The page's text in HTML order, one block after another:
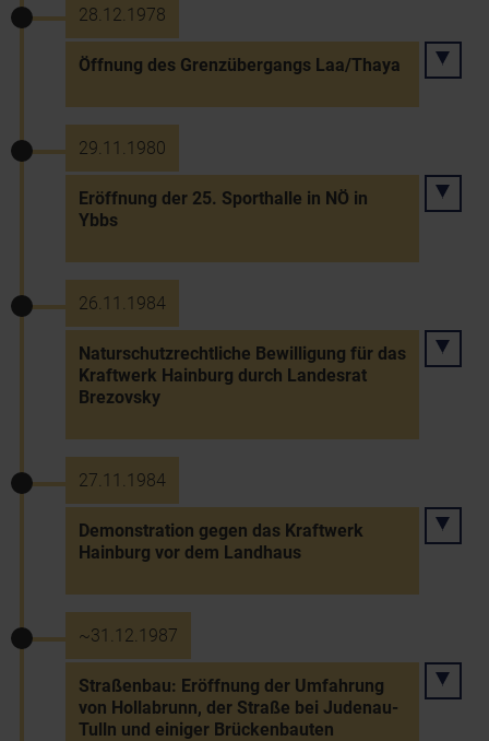
28.12.1978
Öffnung des Grenzübergangs Laa/Thaya
29.11.1980
Eröffnung der 25. Sporthalle in NÖ in
Ybbs
26.11.1984
Naturschutzrechtliche Bewilligung für das
Kraftwerk Hainburg durch Landesrat
Brezovsky
27.11.1984
Demonstration gegen das Kraftwerk
Hainburg vor dem Landhaus
~31.12.1987
Straßenbau: Eröffnung der Umfahrung
von Hollabrunn, der Straße bei Judenau-
Tulln und einiger Brückenbauten